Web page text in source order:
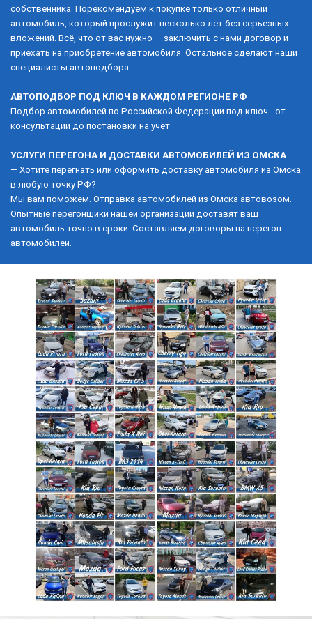
собственника. Порекомендуем к покупке только отличный
автомобиль, который прослужит несколько лет без серьезных
вложений. Всё, что от вас нужно — заключить с нами договор и
приехать на приобретение автомобиля. Остальное сделают наши
специалисты автоподбора.
АВТОПОДБОР ПОД КЛЮЧ В КАЖДОМ РЕГИОНЕ РФ
Подбор автомобилей по Российской Федерации под ключ - от
консультации до постановки на учёт.
УСЛУГИ ПЕРЕГОНА И ДОСТАВКИ АВТОМОБИЛЕЙ ИЗ ОМСКА
— Хотите перегнать или оформить доставку автомобиля из Омска
в любую точку РФ?
Мы вам поможем. Отправка автомобилей из Омска автовозом.
Опытные перегонщики нашей организации доставят ваш
автомобиль точно в сроки. Составляем договоры на перегон
автомобилей.